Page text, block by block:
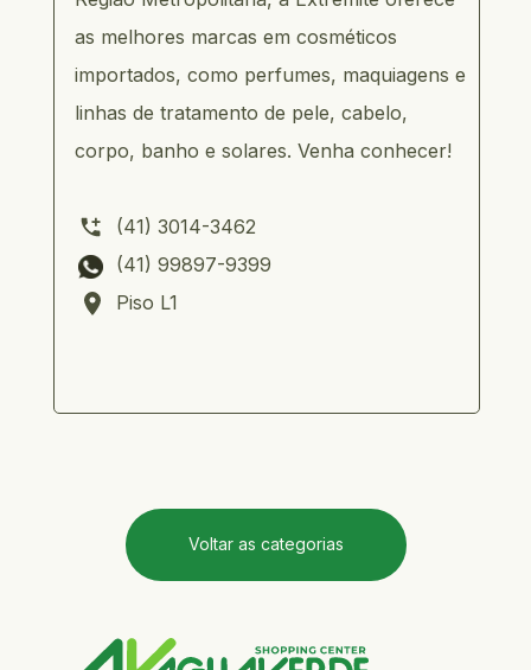
as melhores marcas em cosméticos
importados, como perfumes, maquiagens e
linhas de tratamento de pele, cabelo,
corpo, banho e solares. Venha conhecer!
       (41) 3014-3462
       (41) 99897-9399
       Piso L1
Voltar as categorias